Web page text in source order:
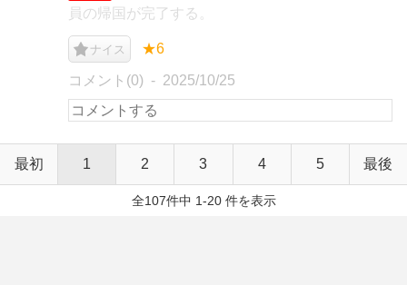
員の帰国が完了する。
ナイス ★6
コメント(0) 2025/10/25
最初 1 2 3 4 5 最後
全107件中 1-20 件を表示